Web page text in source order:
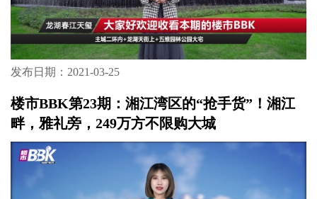
发布日期：2021-03-25
楼市BBK第25期：出则天街繁华，入则公园达